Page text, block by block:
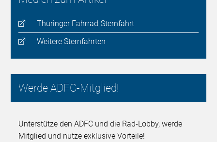
Thüringer Fahrrad-Sternfahrt
Weitere Sternfahrten
Werde ADFC-Mitglied!
Unterstütze den ADFC und die Rad-Lobby, werde
Mitglied und nutze exklusive Vorteile!